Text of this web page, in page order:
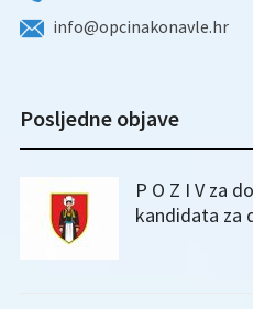
info@opcinakonavle.hr
Posljedne objave
P O Z I V za
kandidata za